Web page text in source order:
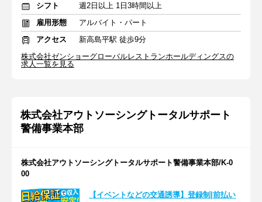
シフト
週2日以上 1日3時間以上
雇用形態
アルバイト・パート
アクセス
新高島平駅 徒歩9分
株式会社ゼンショーグローバルレストランホールディングスの
求人一覧を見る
株式会社アウトソーシングトータルサポート
警備事業本部
株式会社アウトソーシングトータルサポート警備事業本部/K-0
00
【イベントなどの交通誘導】登録制|前払い